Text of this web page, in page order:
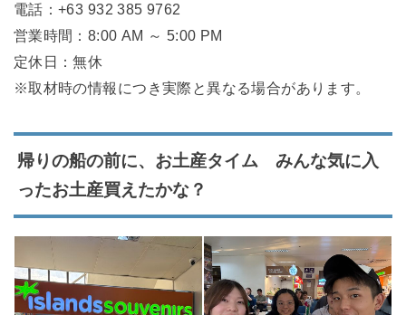
電話：+63 932 385 9762
営業時間：8:00 AM ～ 5:00 PM
定休日：無休
※取材時の情報につき実際と異なる場合があります。
帰りの船の前に、お土産タイム みんな気に入
ったお土産買えたかな？